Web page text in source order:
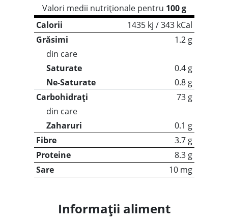
Valori medii nutriționale pentru 100 g
Calorii
1435 kj / 343 kCal
Grăsimi
1.2 g
din care
Saturate
0.4 g
Ne-Saturate
0.8 g
Carbohidrați
73 g
din care
Zaharuri
0.1 g
Fibre
3.7 g
Proteine
8.3 g
Sare
10 mg
Informații aliment